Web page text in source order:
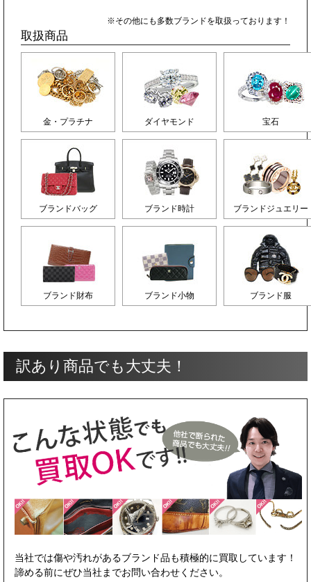
※その他にも多数ブランドを取扱っております！
取扱商品
金・プラチナ ダイヤモンド 宝石
ブランドバッグ ブランド時計 ブランドジュエリー
ブランド財布 ブランド小物 ブランド服
訳あり商品でも大丈夫！
当社では傷や汚れがあるブランド品も積極的に買取しています！
諦める前にぜひ当社までお問い合わせください。